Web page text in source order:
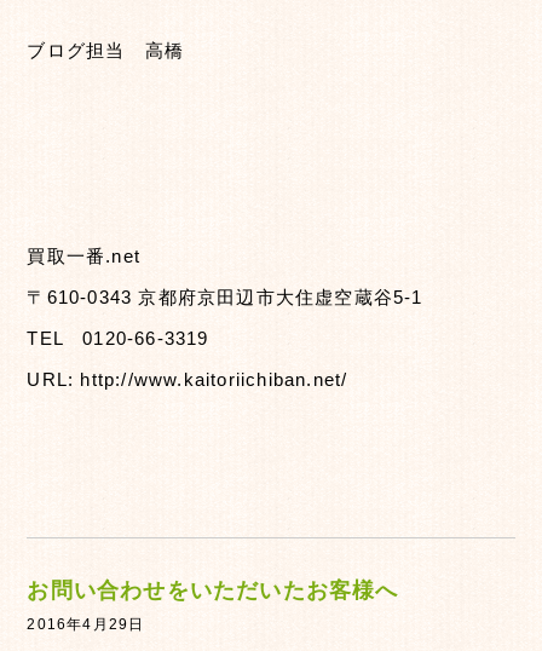
ブログ担当 高橋
買取一番.net
〒610-0343 京都府京田辺市大住虚空蔵谷5-1
TEL 0120-66-3319
URL: http://www.kaitoriichiban.net/
お問い合わせをいただいたお客様へ
2016年4月29日